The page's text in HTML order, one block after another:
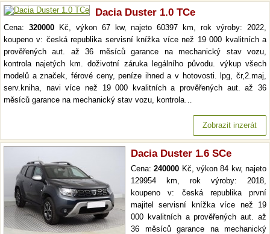
Dacia Duster 1.0 TCe
Cena: 320000Kč, výkon 67 kw, najeto 60397 km, rok výroby: 2022,
koupeno v: česká republika servisní knížka více než 19 000 kvalitních a
prověřených aut. až 36 měsíců garance na mechanický stav vozu,
kontrola najetých km. doživotní záruka legálního původu. výkup všech
modelů a značek, férové ceny, peníze ihned a v hotovosti. lpg, čr,2.maj,
serv.kniha, navi více než 19 000 kvalitních a prověřených aut. až 36
měsíců garance na mechanický stav vozu, kontrola…
Zobrazit inzerát
Dacia Duster 1.6 SCe
Cena:240000 Kč, výkon 84 kw, najeto
129954 km, rok výroby: 2018,
koupeno v: česká republika první
majitel servisní knížka více než 19
000 kvalitních a prověřených aut. až
36 měsíců garance na mechanický